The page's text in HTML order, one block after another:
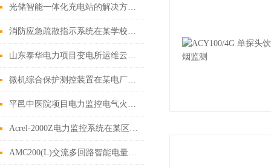
光储智能一体化充电站的解决方案与应用
消防应急疏散指示系统在某学校项目上的应用
山东泰华电力项目变电所运维云平台的研究及应用
微机综合保护测控装置在某电厂10.5kV厂用电系统改造中的应用
平邑中医院项目电力监控电气火灾成套柜合同书的研究与应用
Acrel-2000Z电力监控系统在某区块 页岩气地面集输工程中的应用
AMC200(L)交流多回路智能电量采集监控装置